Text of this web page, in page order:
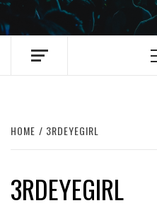
HOME 3RDEYEGIRL
3RDEYEGIRL